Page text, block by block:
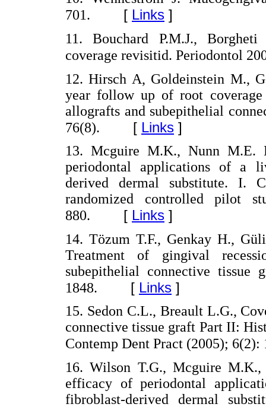
701. [ Links ]
11. Bouchard P.M.J.,
coverage revisitid. Periodontol
12. Hirsch A, Goldeinstein M.,
year follow up of root
allografts and subepithelial
76(8). [ Links ]
13. Mcguire M.K., Nunn M.E.
periodontal applications of a
derived dermal substitute. I.
randomized controlled pilot
880. [ Links ]
14. Tözum T.F., Genkay H.,
Treatment of gingival
subepithelial connective tissue
1848. [ Links ]
15. Sedon C.L., Breault L.G.,
connective tissue graft Part II:
Contemp Dent Pract (2005); 6(2):
16. Wilson T.G., Mcguire
efficacy of periodontal
fibroblast-derived dermal